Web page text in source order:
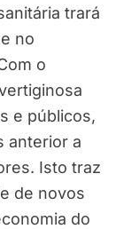
trará
no
o
e públicos,
anterior a
Isto traz
de novos
do